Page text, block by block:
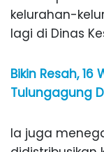
kelurahan-
lagi di Dinas
Bikin Resah,
Tulungagung
Ia juga